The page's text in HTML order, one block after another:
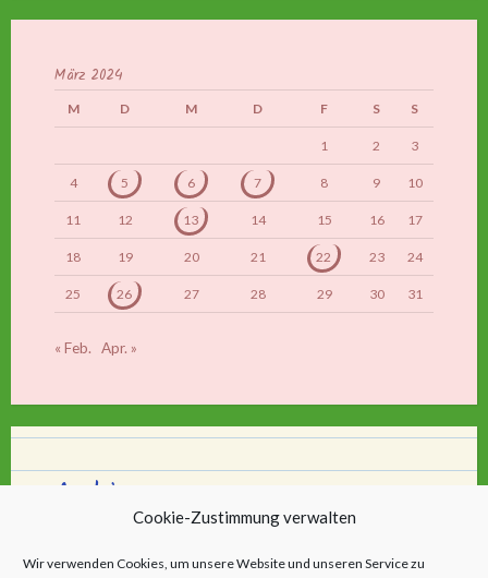
Cookie-Zustimmung verwalten
Wir verwenden Cookies, um unsere Website und unseren Service zu
März 2024
M D M D F S S
1 2 3
4 5 6 7 8 9 10
11 12 13 14 15 16 17
18 19 20 21 22 23 24
25 26 27 28 29 30 31
« Feb. Apr. »
Archiv